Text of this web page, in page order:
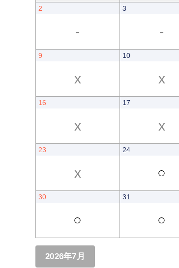
2
-
3
-
9
x
10
x
16
x
17
x
23
x
24
○
30
○
31
○
2026年7月